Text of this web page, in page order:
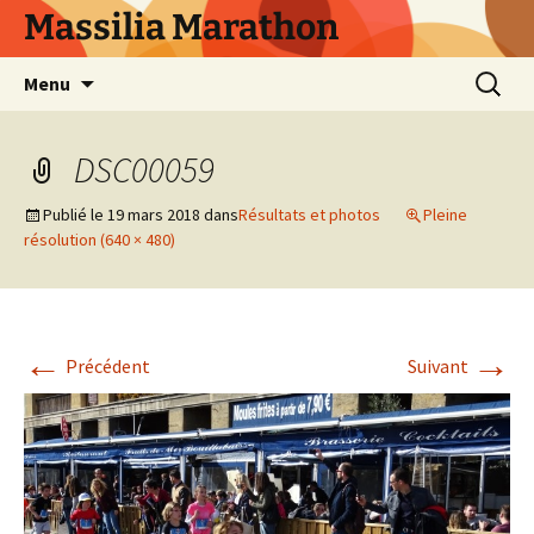
AllerMassilia Marathon
Menu
DSC00059
Publié le 19 mars 2018 dansRésultats et photos
Pleine
résolution (640 × 480)
← Précédent Suivant →